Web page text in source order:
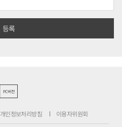
PC버전
개인정보처리방침 이용자위원회